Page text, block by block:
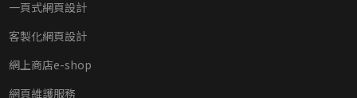
一頁式網頁設計
客製化網頁設計
網上商店e-shop
網頁維護服務